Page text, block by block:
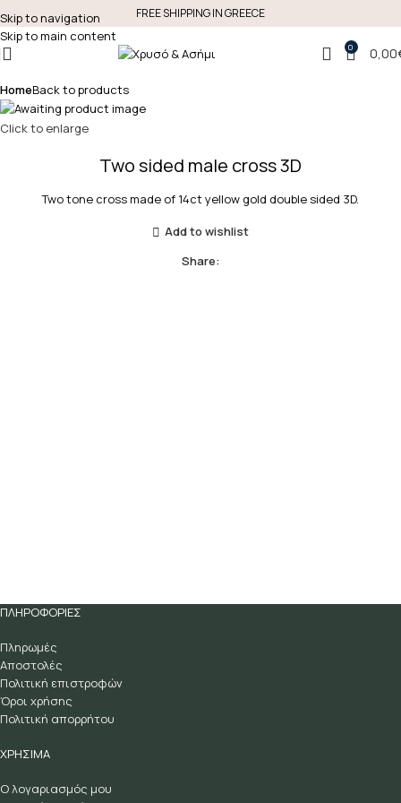
Skip to navigation
Skip to main content
FREE SHIPPING IN GREECE
0 0,00
HomeBack to products
Click to enlarge
Two sided male cross 3D
Two tone cross made of 14ct yellow gold double sided 3D.
Add to wishlist
Share:
ΠΛΗΡΟΦΟΡΙΕΣ
Πληρωμές
Αποστολές
Πολιτική επιστροφών
Όροι χρήσης
Πολιτική απορρήτου
ΧΡΗΣΙΜΑ
Ο λογαριασμός μου